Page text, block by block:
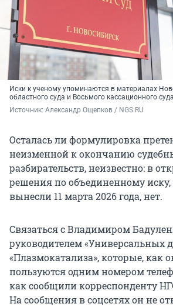
Иски к ученому упоминаются в материалах
областного суда и Восьмого кассационного суда
Источник: Александр Ощепков / NGS.RU
Осталась ли формулировка
неизменной к окончанию
разбирательств, неизвестно: в
решения по объединенному иску,
вынесли 11 марта 2026 года, нет.
Связаться с Владимиром
руководителем «Универсальных
«Плазмокатализа», которые, как
пользуются одним номером
как сообщили корреспонденту
На сообщения в соцсетях он не